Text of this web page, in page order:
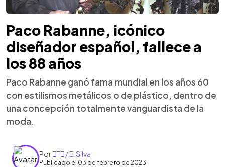
Paco Rabanne, icónico
diseñador español, fallece a
los 88 años
Paco Rabanne ganó fama mundial en los años 60
con estilismos metálicos o de plástico, dentro de
una concepción totalmente vanguardista de la
moda.
PorEFE / E. Silva
Publicado el 03 de febrero de 2023